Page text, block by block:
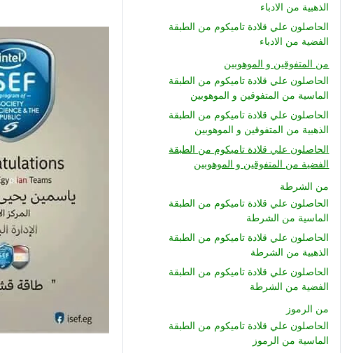
الذهبية من الادباء
الحاصلون علي قلادة تاميكوم من الطبقة
الفضية من الادباء
من المتفوقين و الموهوبين
الحاصلون علي قلادة تاميكوم من الطبقة
الماسية من المتفوقين و الموهوبين
الحاصلون علي قلادة تاميكوم من الطبقة
الذهبية من المتفوقين و الموهوبين
الحاصلون علي قلادة تاميكوم من الطبقة
الفضية من المتفوقين و الموهوبين
من الشرطة
الحاصلون علي قلادة تاميكوم من الطبقة
الماسية من الشرطة
الحاصلون علي قلادة تاميكوم من الطبقة
الذهبية من الشرطة
الحاصلون علي قلادة تاميكوم من الطبقة
الفضية من الشرطة
من الرموز
الحاصلون علي قلادة تاميكوم من الطبقة
الماسية من الرموز